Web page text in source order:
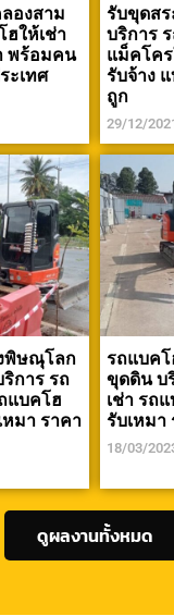
องสาม
ฮให้เช่า
พร้อมคน
ะเทศ
รับขุดส
บริการ
แม็คโค
รับจ้าง
ถูก
29/12/
พิษณุโลก
การ รถ
แบคโฮ
หมา ราคา
รถแบคโ
ขุดดิน บ
เช่า รถ
รับเหมา
18/03/
ดูผลงานทั้งหมด